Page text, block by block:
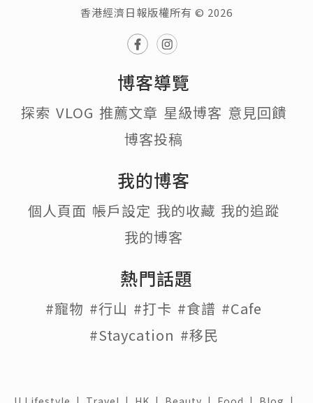
香港經濟日報版權所有 © 2026
博客導覽
探索 VLOG 推薦文章 星級博客 意見回饋
博客投稿
我的博客
個人頁面 帳戶設定 我的收藏 我的追蹤
我的博客
熱門話題
#寵物 #行山 #打卡 #食譜 #Cafe
#Staycation #移民